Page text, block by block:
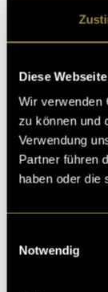
Diese
Wir verwenden
zu können und
Verwendung
Partner führen
haben oder die
Notwendig
imp@fhgr.ch
IMPRESSUM
Fachhochschule
Pulvermühlestrasse